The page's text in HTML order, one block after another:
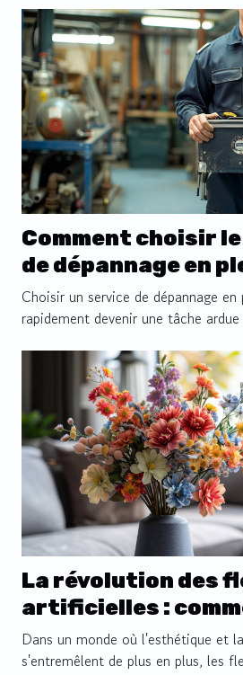
Comment choisir
de dépannage en
Choisir un service de dépannage
rapidement devenir une tâche
La révolution des
artificielles :
transforment la
moderne
Dans un monde où l'esthétique et
s'entremêlent de plus en plus, les